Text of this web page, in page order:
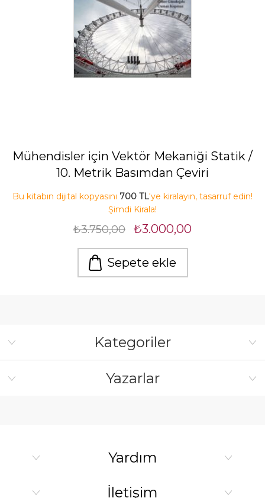
Mühendisler için Vektör Mekaniği Statik /
10. Metrik Basımdan Çeviri
Bu kitabın dijital kopyasını 700 TL'ye kiralayın, tasarruf edin!
Şimdi Kirala!
₺3.750,00 ₺3.000,00
Sepete ekle
Kategoriler
Yazarlar
Yardım
İletişim